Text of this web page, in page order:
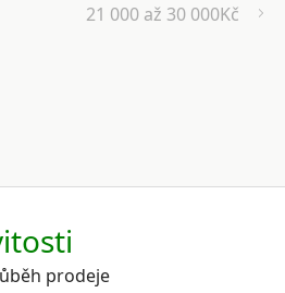
21 000 až 30 000Kč
prodeje